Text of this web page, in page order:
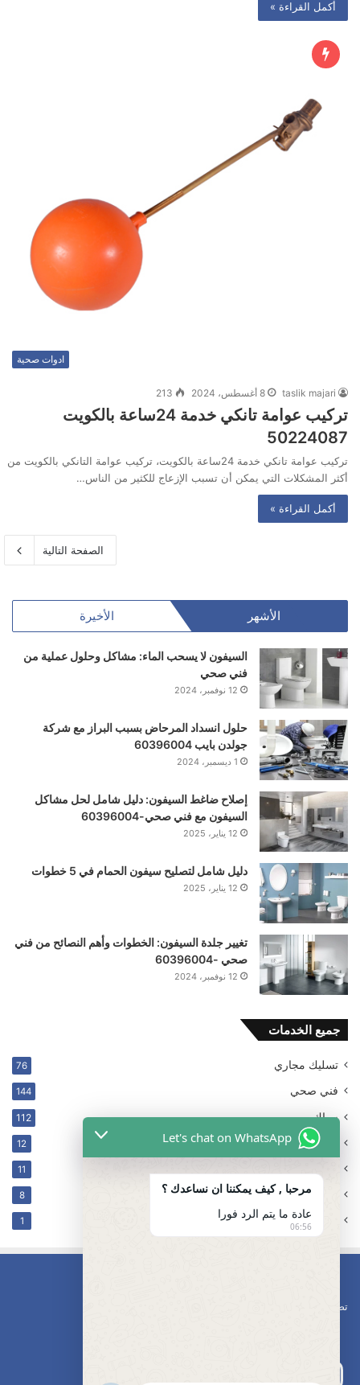
أكمل القراءة »
ادوات صحية
taslik majari 8 أغسطس، 2024 213
تركيب عوامة تانكي خدمة 24ساعة بالكويت
50224087
تركيب عوامة تانكي خدمة 24ساعة بالكويت، تركيب عوامة التانكي بالكويت من
أكثر المشكلات التي يمكن أن تسبب الإزعاج للكثير من الناس…
أكمل القراءة »
الصفحة التالية
الأشهر الأخيرة
السيفون لا يسحب الماء: مشاكل وحلول عملية من
فني صحي
12 نوفمبر، 2024
حلول انسداد المرحاض بسبب البراز مع شركة
جولدن بايب 60396004
1 ديسمبر، 2024
إصلاح ضاغط السيفون: دليل شامل لحل مشاكل
السيفون مع فني صحي-60396004
12 يناير، 2025
دليل شامل لتصليح سيفون الحمام في 5 خطوات
12 يناير، 2025
تغيير جلدة السيفون: الخطوات وأهم النصائح من فني
صحي -60396004
12 نوفمبر، 2024
جميع الخدمات
تسليك مجاري 76
فني صحي 144
سباك 112
ترکیب فلتر 12
11
كهربائي 8
تسليك مجاري محافظه مبارك الكبير 1
تصليح مضخات
Let's chat on WhatsApp
مرحبا , كيف يمكننا ان نساعدك ؟
عادة ما يتم الرد فورا
06:56